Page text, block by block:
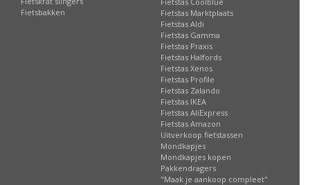
Fietsbakken
Fietstas Marktplaats
Fietstas Aldi
Fietstas Gamma
Fietstas Praxis
Fietstas Halfords
Fietstas Xenos
Fietstas Profile
Fietstas Zalando
Fietstas IKEA
Fietstas AliExpress
Fietstas Amazon
Uitverkoop fietstassen
Mondkapjes
Mondkapjes kopen
Pakkendragers
"Maak je aankoop compleet"